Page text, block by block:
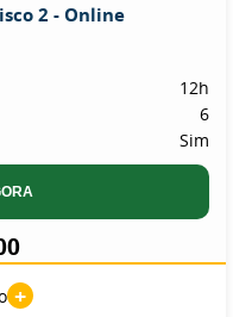
2 - Online
12h
6
Sim
+